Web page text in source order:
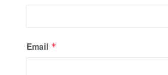
Email *